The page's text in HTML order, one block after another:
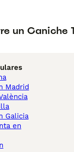
un Caniche
Madrid
Galicia
en